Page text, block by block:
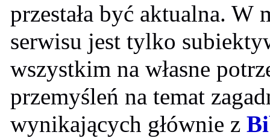
przestała być aktualna. W
serwisu jest tylko
wszystkim na własne
przemyśleń na temat
wynikających głównie z